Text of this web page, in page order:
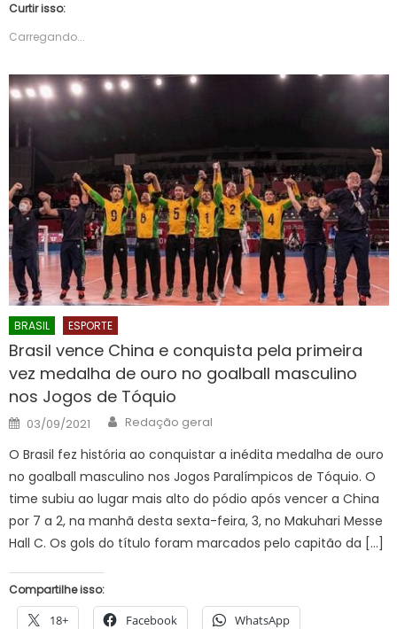
Curtir isso:
Carregando...
BRASIL ESPORTE
Brasil vence China e conquista pela primeira
vez medalha de ouro no goalball masculino
nos Jogos de Tóquio
Posted
on
03/09/2021 Author
Redação geral
O Brasil fez história ao conquistar a inédita medalha de ouro
no goalball masculino nos Jogos Paralímpicos de Tóquio. O
time subiu ao lugar mais alto do pódio após vencer a China
por 7 a 2, na manhã desta sexta-feira, 3, no Makuhari Messe
Hall C. Os gols do título foram marcados pelo capitão da […]
Compartilhe isso:
18+ Facebook WhatsApp